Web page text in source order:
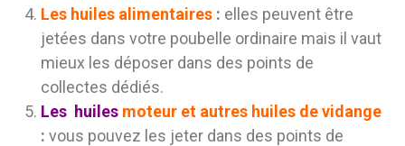
Les huiles alimentaires : elles peuvent être
jetées dans votre poubelle ordinaire mais il vaut
mieux les déposer dans des points de
collectes dédiés.
Les huiles moteur et autres huiles de vidange
: vous pouvez les jeter dans des points de